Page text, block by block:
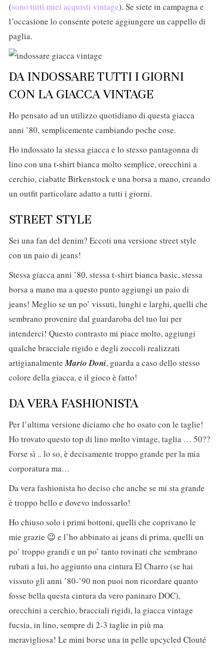
(sono tutti miei acquisti vintage). Se siete in campagna e
l’occasione lo consente potete aggiungere un cappello di
paglia.
DA INDOSSARE TUTTI I GIORNI
CON LA GIACCA VINTAGE
Ho pensato ad un utilizzo quotidiano di questa giacca
anni ’80, semplicemente cambiando poche cose.
Ho indossato la stessa giacca e lo stesso pantagonna di
lino con una t-shirt bianca molto semplice, orecchini a
cerchio, ciabatte Birkenstock e una borsa a mano, creando
un outfit particolare adatto a tutti i giorni.
STREET STYLE
Sei una fan del denim? Eccoti una versione street style
con un paio di jeans!
Stessa giacca anni ’80, stessa t-shirt bianca basic, stessa
borsa a mano ma a questo punto aggiungi un paio di
jeans! Meglio se un po’ vissuti, lunghi e larghi, quelli che
sembrano provenire dal guardaroba del tuo lui per
intenderci! Questo contrasto mi piace molto, aggiungi
qualche bracciale rigido e degli zoccoli realizzati
artigianalmenteMario Doni, guarda a caso dello stesso
colore della giacca, e il gioco è fatto!
DA VERA FASHIONISTA
Per l’ultima versione diciamo che ho osato con le taglie!
Ho trovato questo top di lino molto vintage, taglia … 50??
Forse sì .. lo so, è decisamente troppo grande per la mia
corporatura ma…
Da vera fashionista ho deciso che anche se mi sta grande
è troppo bello e dovevo indossarlo!
Ho chiuso solo i primi bottoni, quelli che coprivano le
mie grazie 😉 e l’ho abbinato ai jeans di prima, quelli un
po’ troppo grandi e un po’ tanto rovinati che sembrano
rubati a lui, ho aggiunto una cintura El Charro (se hai
vissuto gli anni ’80-’90 non puoi non ricordare quanto
fosse bella questa cintura da vero paninaro DOC),
orecchini a cerchio, bracciali rigidi, la giacca vintage
fucsia, in lino, sempre di 2-3 taglie in più ma
meravigliosa! Le mini borse una in pelle upcycled Clouté